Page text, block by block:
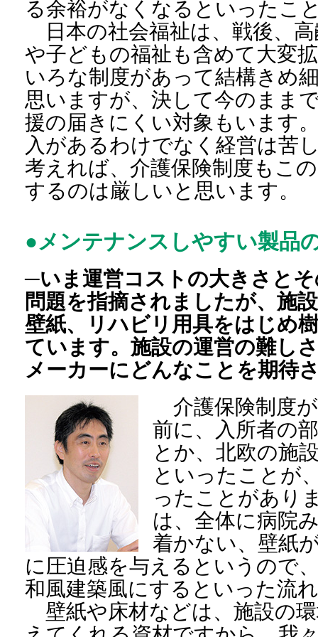
る余裕がなくなるといったこ
日本の社会福祉は、戦後、
や子どもの福祉も含めて大変
いろな制度があって結構きめ
思いますが、決して今のまま
援の届きにくい対象もいます
入があるわけでなく経営は苦
考えれば、介護保険制度もこ
するのは厳しいと思います。
●メンテナンスしやすい製品
─いま運営コストの大きさと
問題を指摘されましたが、施
壁紙、リハビリ用具をはじめ
ています。施設の運営の難し
メーカーにどんなことを期待
介護保険制度
前に、入所者の
とか、北欧の施
といったことが
ったことがあり
は、全体に病院
着かない、壁紙
に圧迫感を与えるというので
和風建築風にするといった流
壁紙や床材などは、施設の